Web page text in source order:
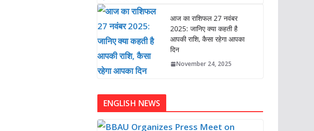
आज का राशिफल 27 नवंबर
2025: जानिए क्या कहती है
आपकी राशि, कैसा रहेगा आपका
दिन
November 24, 2025
ENGLISH NEWS